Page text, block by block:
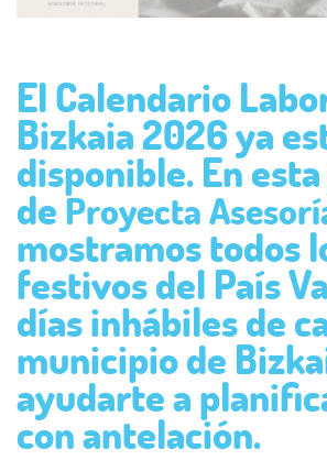
El Calendario
Bizkaia 2026 ya
disponible. En
deProyecta
mostramos todos
festivos del País
días inhábiles de
municipio de
ayudarte a
con antelación.